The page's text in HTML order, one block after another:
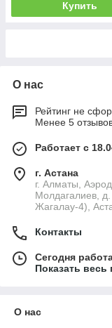
Купить
О нас
Рейтинг не
Менее 5
Работает с
г. Астана
г. Алматы,
Молдагалиев, д.
Жагалау-4),
Контакты
Сегодня
Показать
О нас